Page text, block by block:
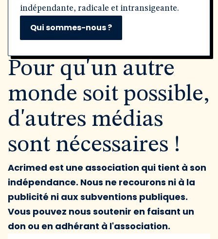
indépendante, radicale et intransigeante.
Qui sommes-nous ?
Pour qu'un autre
monde soit possible,
d'autres médias
sont nécessaires !
Acrimed est une association qui tient à son
indépendance. Nous ne recourons ni à la
publicité ni aux subventions publiques.
Vous pouvez nous soutenir en faisant un
don ou en adhérant à l'association.